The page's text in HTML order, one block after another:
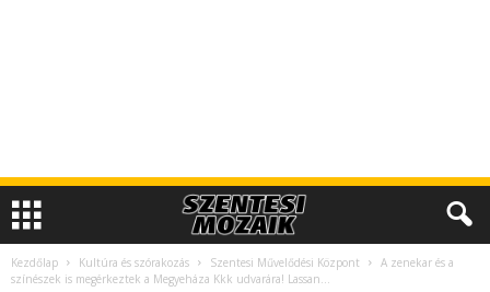
Kezdőlap Kultúra és szórakozás Szentesi Művelődési Központ
A zenekar és a
színészek is megérkeztek a Megyeháza Kkk udvarára! Lassan...